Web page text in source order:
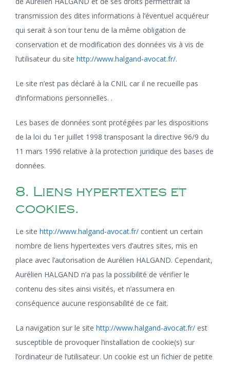
transmission des dites informations à l’éventuel acquéreur
qui serait à son tour tenu de la même obligation de
conservation et de modification des données vis à vis de
l’utilisateur du site http://www.halgand-avocat.fr/.
Le site n’est pas déclaré à la CNIL car il ne recueille pas
d’informations personnelles. .
Les bases de données sont protégées par les dispositions
de la loi du 1er juillet 1998 transposant la directive 96/9 du
11 mars 1996 relative à la protection juridique des bases de
données.
8. Liens hypertextes et
cookies.
Le site http://www.halgand-avocat.fr/ contient un certain
nombre de liens hypertextes vers d’autres sites, mis en
place avec l’autorisation de Aurélien HALGAND. Cependant,
Aurélien HALGAND n’a pas la possibilité de vérifier le
contenu des sites ainsi visités, et n’assumera en
conséquence aucune responsabilité de ce fait.
La navigation sur le site http://www.halgand-avocat.fr/ est
susceptible de provoquer l’installation de cookie(s) sur
l’ordinateur de l’utilisateur. Un cookie est un fichier de petite